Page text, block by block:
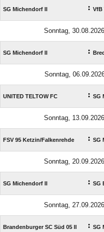
SG Michendorf II : VfB
Sonntag,
SG Michendorf II :
Sonntag,
UNITED TELTOW FC : SG
Sonntag,
FSV 95 Ketzin/​Falkenrehde : SG
Sonntag,
SG Michendorf II : SG
Sonntag,
Brandenburger SC Süd 05 II : SG